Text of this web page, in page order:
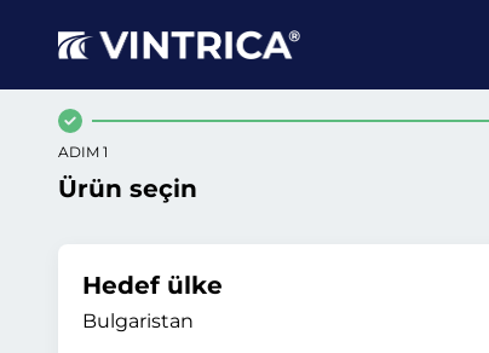
ADIM 1
Ürün seçin
Hedef ülke
Bulgaristan